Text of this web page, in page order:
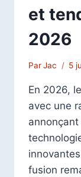
et
2026
ParJac 5
En 2026,
avec une
fusion